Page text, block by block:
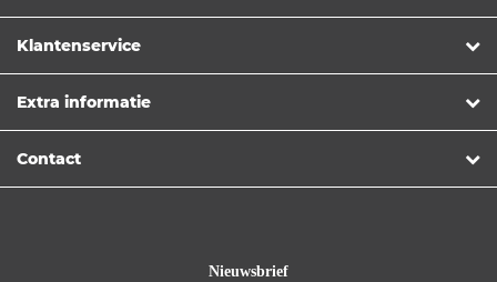
Klantenservice
Extra informatie
Contact
Nieuwsbrief